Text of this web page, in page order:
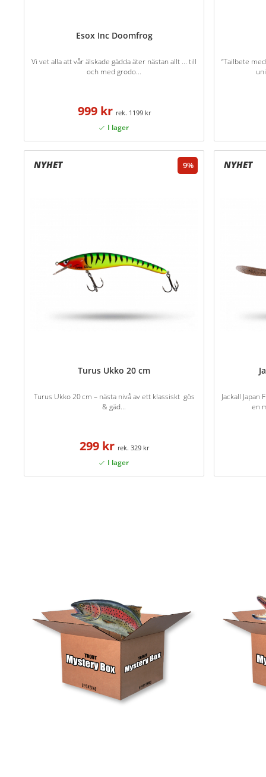
Esox Inc Doomfrog
Vi vet alla att vår älskade gädda äter nästan allt ... till
och med grodo...
999 kr 1199 kr
“Tailbete
9
Turus Ukko 20 cm
Turus Ukko 20 cm – nästa nivå av ett klassiskt gös
& gäd...
299 kr 329 kr
Jackall
en